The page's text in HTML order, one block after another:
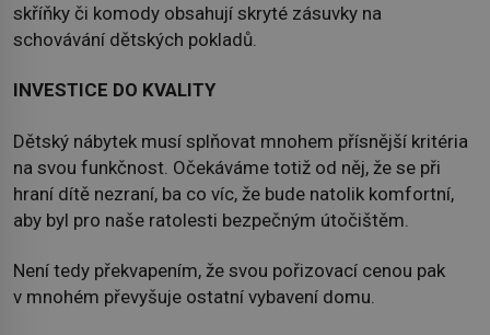
skříňky či komody obsahují skryté zásuvky na
schovávání dětských pokladů.
INVESTICE DO KVALITY
Dětský nábytek musí splňovat mnohem přísnější kritéria
na svou funkčnost. Očekáváme totiž od něj, že se při
hraní dítě nezraní, ba co víc, že bude natolik komfortní,
aby byl pro naše ratolesti bezpečným útočištěm.
Není tedy překvapením, že svou pořizovací cenou pak
v mnohém převyšuje ostatní vybavení domu.